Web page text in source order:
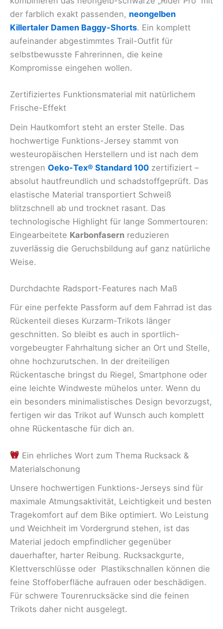
der farblich exakt passenden, neongelben
Killertaler Damen Baggy-Shorts. Ein komplett
aufeinander abgestimmtes Trail-Outfit für
selbstbewusste Fahrerinnen, die keine
Kompromisse eingehen wollen.
Zertifiziertes Funktionsmaterial mit natürlichem
Frische-Effekt
Dein Hautkomfort steht an erster Stelle. Das
hochwertige Funktions-Jersey stammt von
westeuropäischen Herstellern und ist nach dem
strengen Oeko-Tex® Standard 100 zertifiziert –
absolut hautfreundlich und schadstoffgeprüft. Das
elastische Material transportiert Schweiß
blitzschnell ab und trocknet rasant. Das
technologische Highlight für lange Sommertouren:
Eingearbeitete Karbonfasern reduzieren
zuverlässig die Geruchsbildung auf ganz natürliche
Weise.
Durchdachte Radsport-Features nach Maß
Für eine perfekte Passform auf dem Fahrrad ist das
Rückenteil dieses Kurzarm-Trikots länger
geschnitten. So bleibt es auch in sportlich-
vorgebeugter Fahrhaltung sicher an Ort und Stelle,
ohne hochzurutschen. In der dreiteiligen
Rückentasche bringst du Riegel, Smartphone oder
eine leichte Windweste mühelos unter. Wenn du
ein besonders minimalistisches Design bevorzugst,
fertigen wir das Trikot auf Wunsch auch komplett
ohne Rückentasche für dich an.
Ein ehrliches Wort zum Thema Rucksack &
Materialschonung
Unsere hochwertigen Funktions-Jerseys sind für
maximale Atmungsaktivität, Leichtigkeit und besten
Tragekomfort auf dem Bike optimiert. Wo Leistung
und Weichheit im Vordergrund stehen, ist das
Material jedoch empfindlicher gegenüber
dauerhafter, harter Reibung. Rucksackgurte,
Klettverschlüsse oder Plastikschnallen können die
feine Stoffoberfläche aufrauen oder beschädigen.
Für schwere Tourenrucksäcke sind die feinen
Trikots daher nicht ausgelegt.